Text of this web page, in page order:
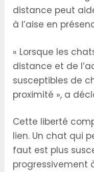
distance peut
à l’aise en
« Lorsque les
distance et de
susceptibles de
proximité », a
Cette liberté
lien. Un chat qui
faut est plus
progressivement